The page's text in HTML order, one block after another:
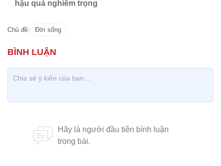
hậu quả nghiêm trọng
Chủ đề: Đời sống